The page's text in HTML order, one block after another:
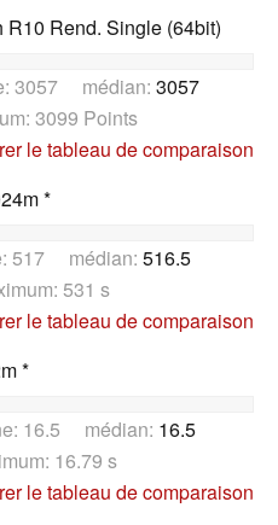
R10 Rend. Single (64bit)
3057 médian: 3057
3099 Points
le tableau de comparaison
*
517 médian: 516.5
531 s
le tableau de comparaison
*
16.5 médian: 16.5
16.79 s
le tableau de comparaison